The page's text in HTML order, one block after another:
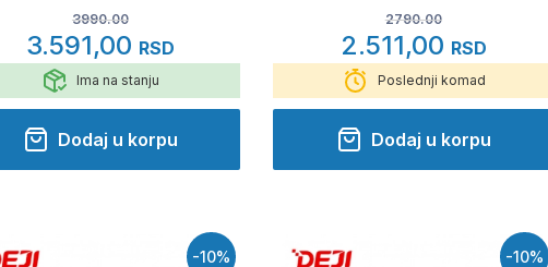
3990.00
3.591,00 RSD
Ima na stanju
Dodaj u korpu
2790.00
2.511,00 RSD
Poslednji komad
Dodaj u korpu
-10% -10%